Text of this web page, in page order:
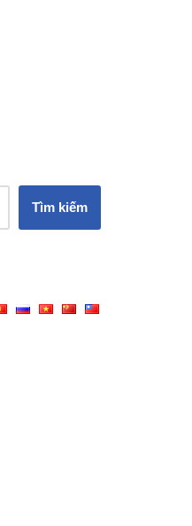
Tìm kiếm